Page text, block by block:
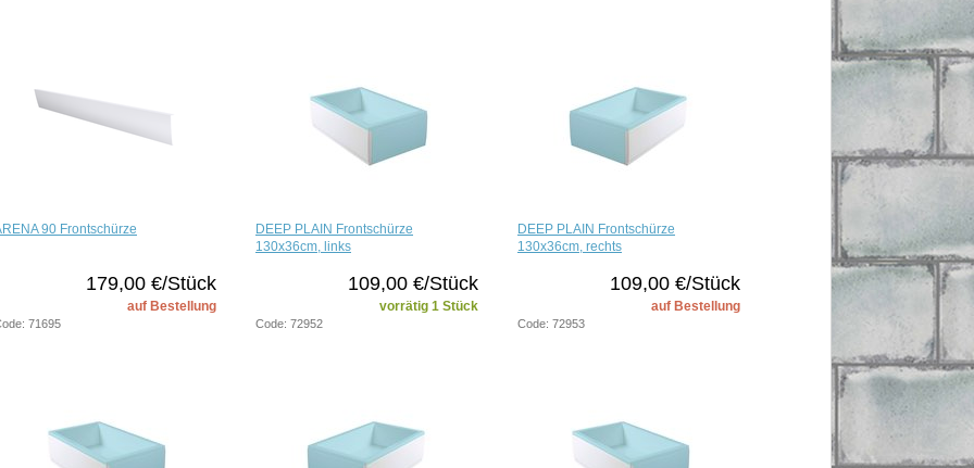
90 Frontschürze
179,00 €/Stück
auf Bestellung
71695
DEEP PLAIN Frontschürze
130x36cm, links
109,00 €/Stück
vorrätig 1 Stück
Code: 72952
DEEP PLAIN Frontschürze
130x36cm, rechts
109,00 €/Stück
auf Bestellung
Code: 72953